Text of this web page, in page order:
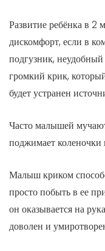
Развитие ребёнка в 2
дискомфорт, если в
подгузник, неудобный
громкий крик,
будет устранен
Часто малышей
поджимает коленочки
Малыш криком
просто побыть в ее
он оказывается на
доволен и